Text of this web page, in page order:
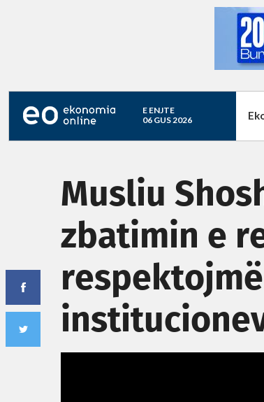
E ENJTE
06 GUS 2026
Musliu
zbatimin e